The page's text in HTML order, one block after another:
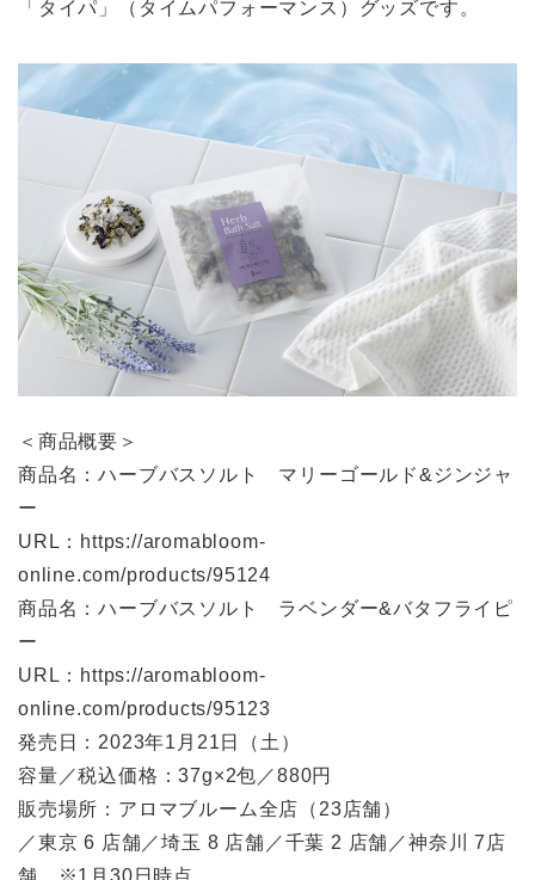
「タイパ」（タイムパフォーマンス）グッズです。
＜商品概要＞
商品名：ハーブバスソルト マリーゴールド&ジンジャ
ー
URL：https://aromabloom-
online.com/products/95124
商品名：ハーブバスソルト ラベンダー&バタフライピ
ー
URL：https://aromabloom-
online.com/products/95123
発売日：2023年1月21日（土）
容量／税込価格：37g×2包／880円
販売場所：アロマブルーム全店（23店舗）
／東京 6 店舗／埼玉 8 店舗／千葉 2 店舗／神奈川 7店
舗 ※1月30日時点